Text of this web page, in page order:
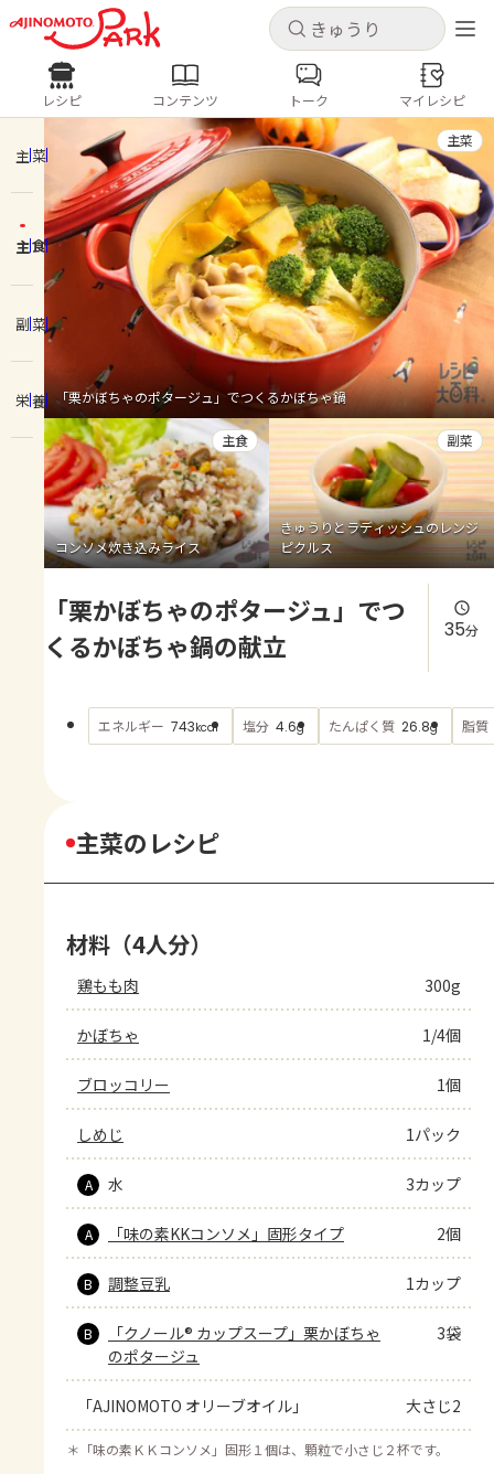
キャンセル
ログインするとレシピを保存できます
ログイン 新規登録
ホーム
コンテンツ
レシピ
トーク
よくあるお問い合わせ
お買い物
AJINOMOTO PARK とは
キャンセル
レシピ コンテンツ
人気の食材・レシピ
きゅうり なす トマト
とうもろこし
ピーマン
みょうが ゴーヤ
レシピ コンテンツ トーク マイレシピ
主菜
主食
副菜
栄養 「栗かぼちゃのポタージュ」でつくるかぼちゃ鍋
主菜
コンソメ炊き込みライス
主食
きゅうりとラディッシュのレンジ
ピクルス
副菜
「栗かぼちゃのポタージュ」でつ
くるかぼちゃ鍋の献立
35分
エネルギー 743kcal 塩分 4.6g たんぱく質 26.8g 脂質
主菜のレシピ
材料（4人分）
鶏もも肉 300g
かぼちゃ 1/4個
ブロッコリー 1個
しめじ 1パック
A 水 3カップ
A 「味の素KKコンソメ」固形タイプ 2個
B 調整豆乳 1カップ
B
「クノール® カップスープ」栗かぼちゃ
のポタージュ
3袋
「AJINOMOTO オリーブオイル」 大さじ2
＊ 「味の素ＫＫコンソメ」固形１個は、顆粒で小さじ２杯です。